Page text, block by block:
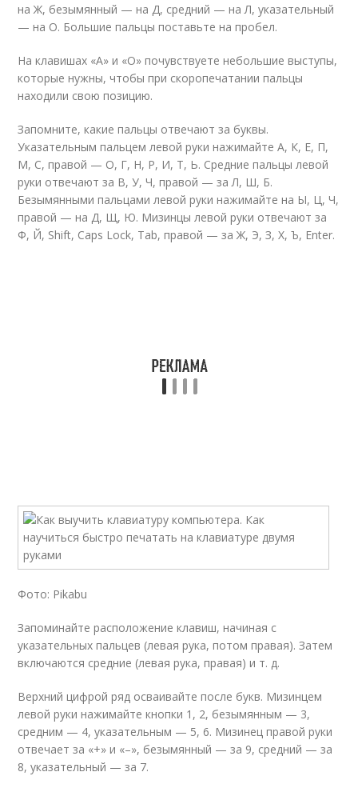
на Ж, безымянный — на Д, средний — на Л, указательный
— на О. Большие пальцы поставьте на пробел.
На клавишах «А» и «О» почувствуете небольшие выступы,
которые нужны, чтобы при скоропечатании пальцы
находили свою позицию.
Запомните, какие пальцы отвечают за буквы.
Указательным пальцем левой руки нажимайте А, К, Е, П,
М, С, правой — О, Г, Н, Р, И, Т, Ь. Средние пальцы левой
руки отвечают за В, У, Ч, правой — за Л, Ш, Б.
Безымянными пальцами левой руки нажимайте на Ы, Ц, Ч,
правой — на Д, Щ, Ю. Мизинцы левой руки отвечают за
Ф, Й, Shift, Caps Lock, Tab, правой — за Ж, Э, З, Х, Ъ, Enter.
Фото: Pikabu
Запоминайте расположение клавиш, начиная с
указательных пальцев (левая рука, потом правая). Затем
включаются средние (левая рука, правая) и т. д.
Верхний цифрой ряд осваивайте после букв. Мизинцем
левой руки нажимайте кнопки 1, 2, безымянным — 3,
средним — 4, указательным — 5, 6. Мизинец правой руки
отвечает за «+» и «–», безымянный — за 9, средний — за
8, указательный — за 7.